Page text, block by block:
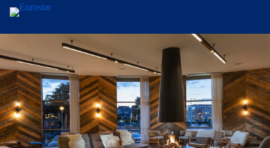
Aller au contenu principal